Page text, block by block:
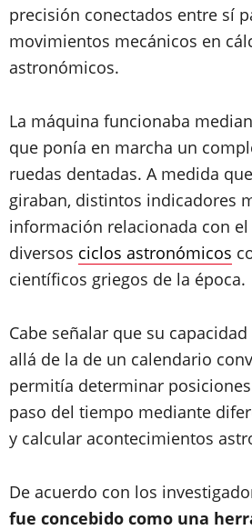
precisión conectados entre sí
movimientos mecánicos en
astronómicos.
La máquina funcionaba
que ponía en marcha un
ruedas dentadas. A medida
giraban, distintos indicadores
información relacionada con el
diversos ciclos astronómicos
científicos griegos de la época.
Cabe señalar que su
allá de la de un calendario
permitía determinar
paso del tiempo mediante
y calcular acontecimientos
De acuerdo con los
fue concebido como una